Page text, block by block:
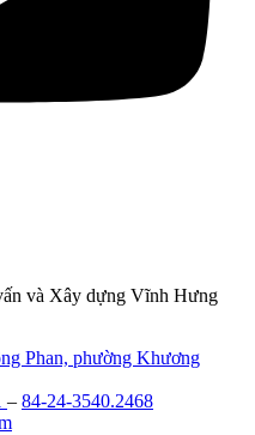
và Xây dựng Vĩnh Hưng
Phan, phường Khương
– 84-24-3540.2468